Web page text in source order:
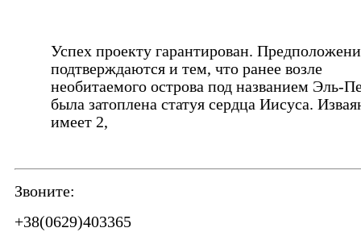
Успех проекту гарантирован.
подтверждаются и тем, что ранее возле
необитаемого острова под названием Эль-
была затоплена статуя сердца Иисуса.
имеет 2,
Звоните:
+38(0629)403365